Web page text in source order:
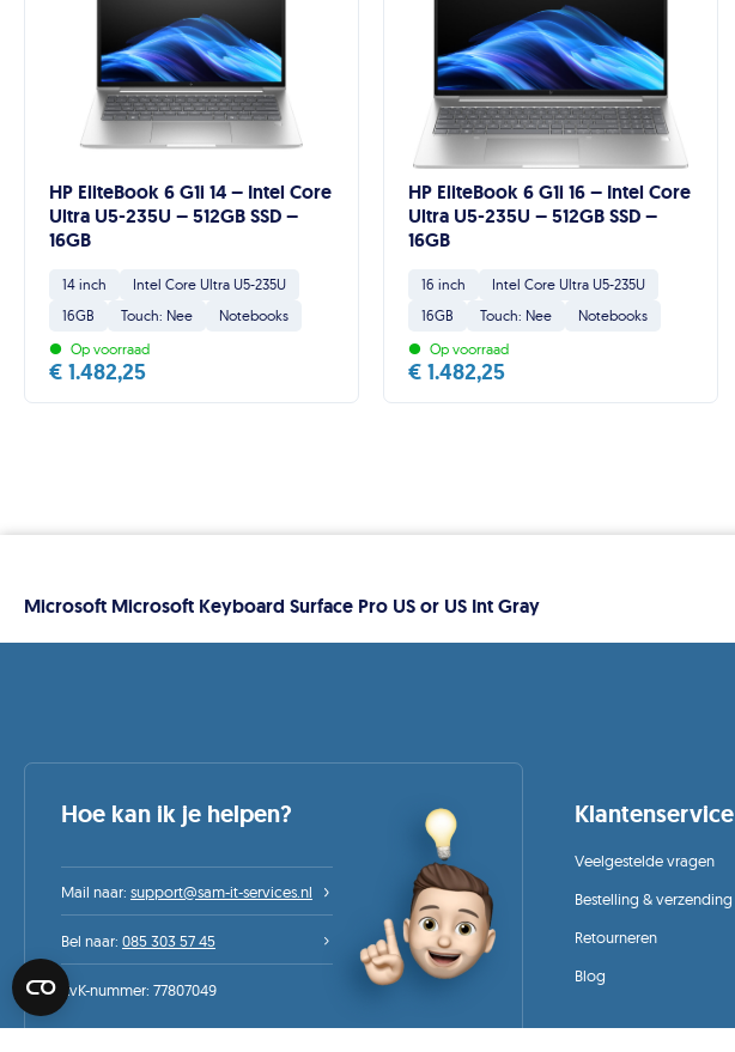
HP EliteBook 6 G1i 14 – Intel Core
Ultra U5-235U – 512GB SSD –
16GB
14 inch
Intel Core Ultra U5-235U
16GB
Touch: Nee Notebooks
• Op voorraad
€ 1.482,25
HP EliteBook 6 G1i 16 – Intel Core
Ultra U5-235U – 512GB SSD –
16GB
16 inch
Intel Core Ultra U5-235U
16GB
Touch: Nee Notebooks
• Op voorraad
€ 1.482,25
Microsoft Microsoft Keyboard Surface Pro US or US Int Gray
Hoe kan ik je helpen?
Mail naar: support@sam-it-services.nl
Bel naar: 085 303 57 45
KvK-nummer: 77807049
Klantenservice
Veelgestelde vragen
Bestelling & verzending
Retourneren
Blog
ZOJUIST VERKOCHT
ZOJUIST VERKOCHT